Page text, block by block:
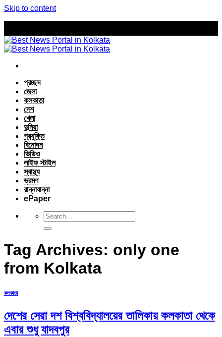
Skip to content
প্রচ্ছদ
জেলা
কলকাতা
দেশ
খেলা
দুনিয়া
প্রযুক্তি
বিনোদন
ভিডিও
লাইফ স্টাইল
স্বাস্থ্য
ভ্রমণ
রান্নাবান্না
ePaper
Tag Archives: only one
from Kolkata
কলকাতা
দেশের সেরা দশ বিশ্ববিদ্যালয়ের তালিকায় কলকাতা থেকে
এবার শুধু যাদবপুর